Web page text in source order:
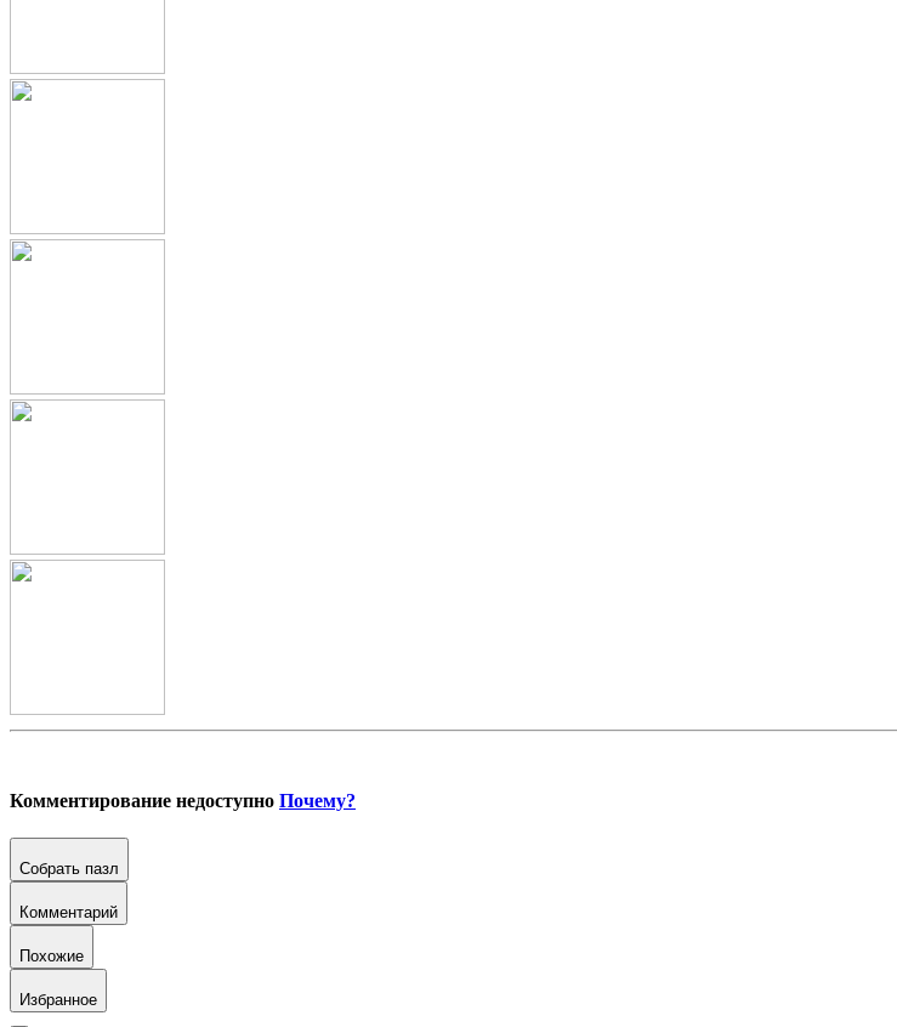
Комментирование недоступно Почему?
Собрать пазл
Комментарий
Похожие
Избранное